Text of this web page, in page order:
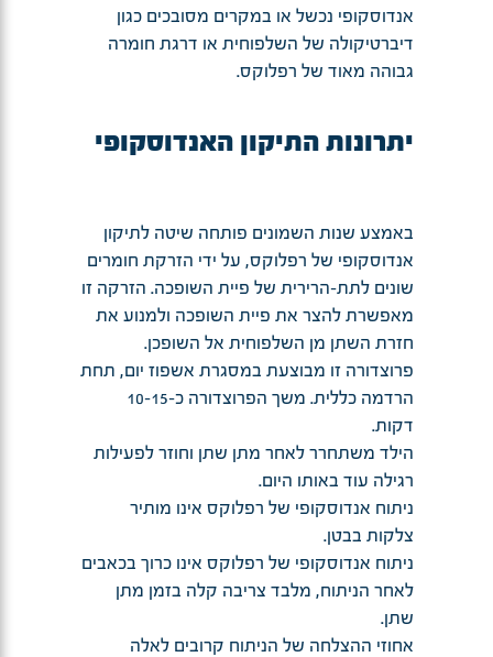
אנדוסקופי נכשל או במקרים מסובכים כגון
דיברטיקולה של השלפוחית או דרגת חומרה
גבוהה מאוד של רפלוקס.
יתרונות התיקון האנדוסקופי
באמצע שנות השמונים פותחה שיטה לתיקון
אנדוסקופי של רפלוקס, על ידי הזרקת חומרים
שונים לתת-הרירית של פיית השופכה. הזרקה זו
מאפשרת להצר את פיית השופכה ולמנוע את
חזרת השתן מן השלפוחית אל השופכן.
פרוצדורה זו מבוצעת במסגרת אשפוז יום, תחת
הרדמה כללית. משך הפרוצדורה כ-10-15
דקות.
הילד משתחרר לאחר מתן שתן וחוזר לפעילות
רגילה עוד באותו היום.
ניתוח אנדוסקופי של רפלוקס אינו מותיר
צלקות בבטן.
ניתוח אנדוסקופי של רפלוקס אינו כרוך בכאבים
לאחר הניתוח, מלבד צריבה קלה בזמן מתן
שתן.
אחוזי ההצלחה של הניתוח קרובים לאלה